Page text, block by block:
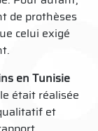
de prothèses
celui exigé
en Tunisie
était réalisée
et